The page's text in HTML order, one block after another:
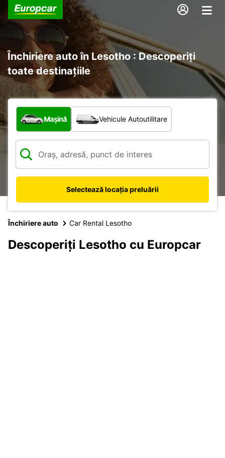
Închiriere auto în Lesotho : Descoperiți
toate destinațiile
Ce tip de vehicul?
Mașină Vehicule Autoutilitare
Selectează locația preluării
Închiriere auto Car Rental Lesotho
Descoperiți Lesotho cu Europcar